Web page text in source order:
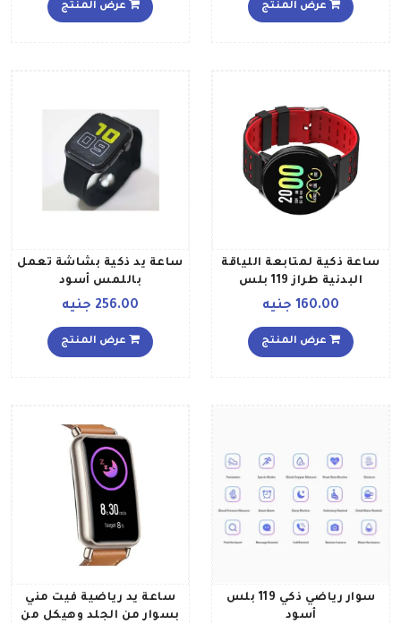
عرض المنتج عرض المنتج
ساعة ذكية لمتابعة اللياقة
البدنية طراز 119 بلس
أسودأحمر
160.00 جنيه
عرض المنتج
ساعة يد ذكية بشاشة تعمل
باللمس أسود
256.00 جنيه
عرض المنتج
سوار رياضي ذكي 119 بلس
أسود
ساعة يد رياضية فيت مني
بسوار من الجلد وهيكل من